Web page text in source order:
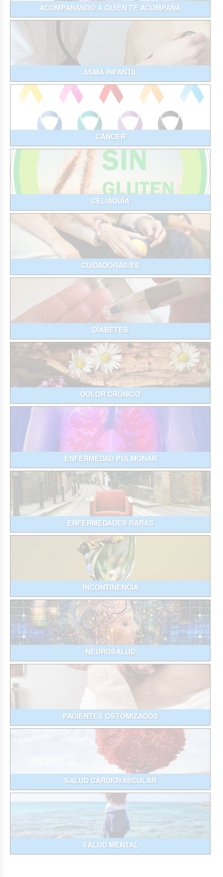
ACOMPAÑANDO A QUIEN TE ACOMPAÑA
ASMA INFANTIL
CÁNCER
CELIAQUÍA
CUIDADORAS/ES
DIABETES
DOLOR CRÓNICO
ENFERMEDAD PULMONAR
ENFERMEDADES RARAS
INCONTINENCIA
NEUROSALUD
PACIENTES OSTOMIZADOS
SALUD CARDIOVASCULAR
SALUD MENTAL